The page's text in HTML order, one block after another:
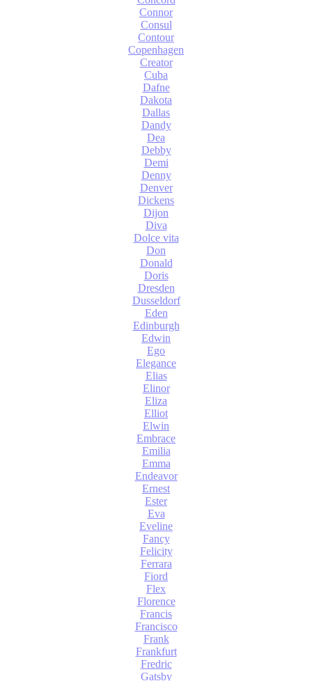
Connor
Consul
Contour
Copenhagen
Creator
Cuba
Dafne
Dakota
Dallas
Dandy
Dea
Debby
Demi
Denny
Denver
Dickens
Dijon
Diva
Dolce vita
Don
Donald
Doris
Dresden
Dusseldorf
Eden
Edinburgh
Edwin
Ego
Elegance
Elias
Elinor
Eliza
Elliot
Elwin
Embrace
Emilia
Emma
Endeavor
Ernest
Ester
Eva
Eveline
Fancy
Felicity
Ferrara
Fiord
Flex
Florence
Francis
Francisco
Frank
Frankfurt
Fredric
Gatsby